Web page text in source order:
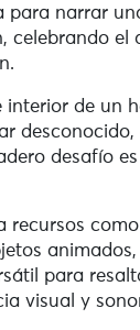
para narrar
celebrando el
interior de un
desconocido,
desafío
recursos
para
visual y